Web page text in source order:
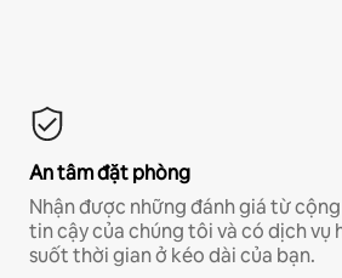
An tâm đặt phòng
Nhận được những đánh giá từ
tin cậy của chúng tôi và có dịch
suốt thời gian ở kéo dài của bạn.